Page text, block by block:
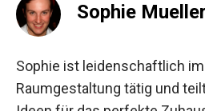
Sophie Mueller
Sophie ist leidenschaftlich
Raumgestaltung tätig und